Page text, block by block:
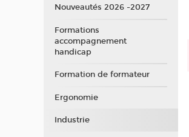
Nouveautés 2026 -2027
Formations
accompagnement
handicap
Formation de formateur
Ergonomie
Industrie